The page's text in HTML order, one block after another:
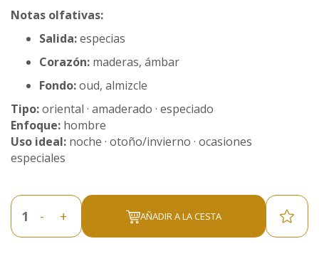
Notas olfativas:
Salida:especias
Corazón: maderas, ámbar
Fondo:oud, almizcle
Tipo:oriental · amaderado · especiado
Enfoque: hombre
Uso ideal: noche · otoño/invierno · ocasiones
especiales
- + AÑADIR A LA CESTA